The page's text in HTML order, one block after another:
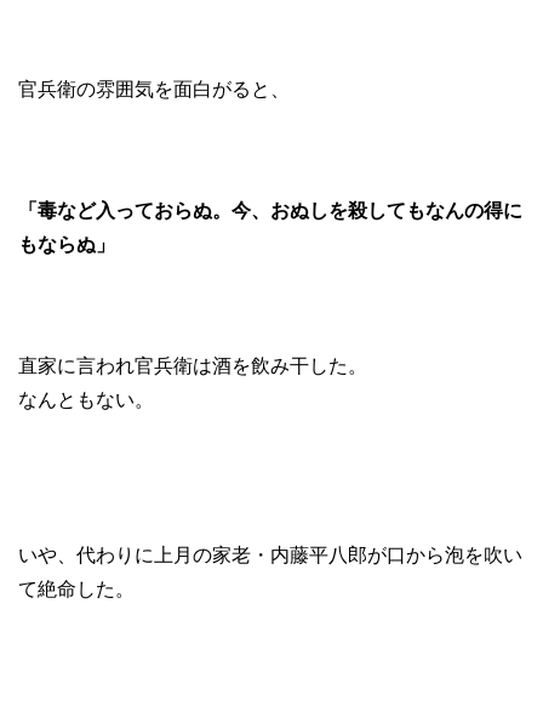
官兵衛の雰囲気を面白がると、
「毒など入っておらぬ。今、おぬしを殺してもなんの得に
もならぬ」
直家に言われ官兵衛は酒を飲み干した。
なんともない。
いや、代わりに上月の家老・内藤平八郎が口から泡を吹い
て絶命した。